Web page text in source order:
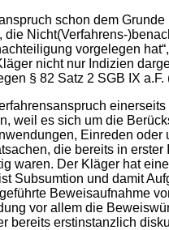
schon dem Grunde
Nicht(Verfahrens-
vorgelegen
nicht nur Indizien
§ 82 Satz 2 SGB IX
einerseits
es sich um die
Einreden
die bereits in
waren. Der Kläger hat
Subsumtion und damit
Beweisaufnahme
vor allem die
erstinstanzlich